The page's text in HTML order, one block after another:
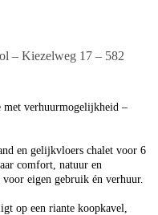
– Kiezelweg 17 – 582
met verhuurmogelijkheid –
en gelijkvloers chalet voor 6
comfort, natuur en
eigen gebruik én verhuur.
op een riante koopkavel,